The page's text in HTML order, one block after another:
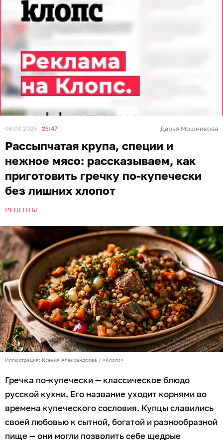
08.08.2026 23:47 Дарья Мошникова
Рассыпчатая крупа, специи и
нежное мясо: рассказываем, как
приготовить гречку по-купечески
без лишних хлопот
РЕЦЕПТЫ
Иллюстрация: Ксения Александрова / «Клопс»
Гречка по-купечески — классическое блюдо
русской кухни. Его название уходит корнями во
времена купеческого сословия. Купцы славились
своей любовью к сытной, богатой и разнообразной
пище — они могли позволить себе щедрые